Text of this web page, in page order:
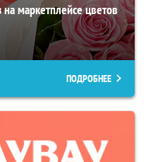
маркетплейсе цветов
ПОДРОБНЕЕ